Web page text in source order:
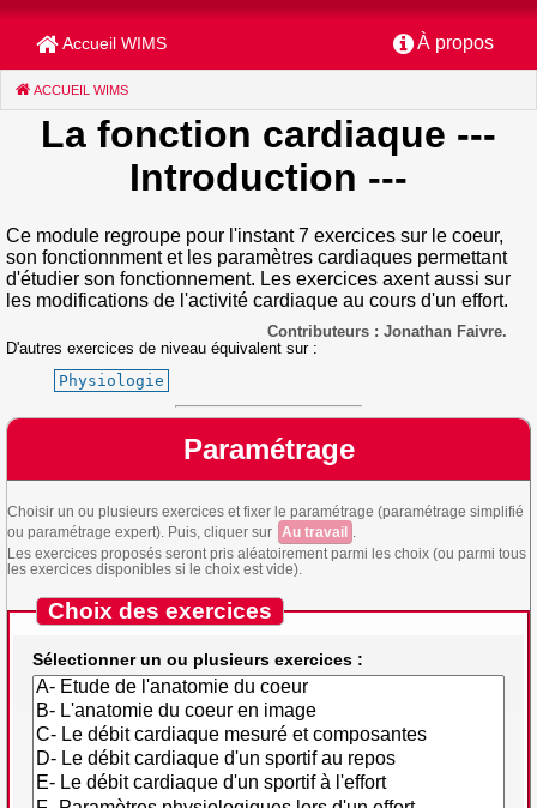
Accueil WIMS À propos
ACCUEIL WIMS
La fonction cardiaque ---
Introduction ---
Ce module regroupe pour l'instant 7 exercices sur le coeur,
son fonctionnment et les paramètres cardiaques permettant
d'étudier son fonctionnement. Les exercices axent aussi sur
les modifications de l'activité cardiaque au cours d'un effort.
Contributeurs : Jonathan Faivre.
D'autres exercices de niveau équivalent sur :
Physiologie
Paramétrage
Choisir un ou plusieurs exercices et fixer le paramétrage (paramétrage simplifié
ou paramétrage expert). Puis, cliquer sur
Au travail
Les exercices proposés seront pris aléatoirement parmi les choix (ou parmi tous
les exercices disponibles si le choix est vide).
Choix des exercices
Sélectionner un ou plusieurs exercices :